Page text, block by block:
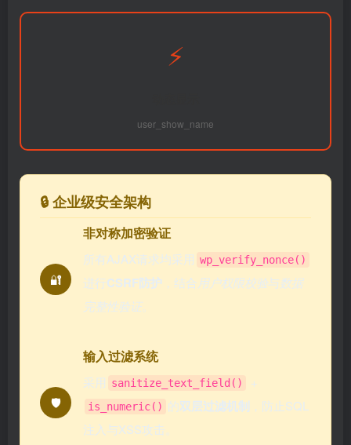
⚡
user_show_name
🔒 企业级安全架构
🔐
非对称加密验证
所有AJAX请求均采用 wp_verify_nonce()
进行CSRF防护 ，结合用户权限校验与数据
完整性验证。
🛡️
输入过滤系统
采用 sanitize_text_field() +
is_numeric() 的双层过滤机制 ，防止SQL
注入与XSS攻击。